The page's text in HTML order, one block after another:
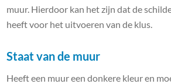
muur. Hierdoor kan het zijn dat de
heeft voor het uitvoeren van de klus.
Staat van de muur
Heeft een muur een donkere kleur en